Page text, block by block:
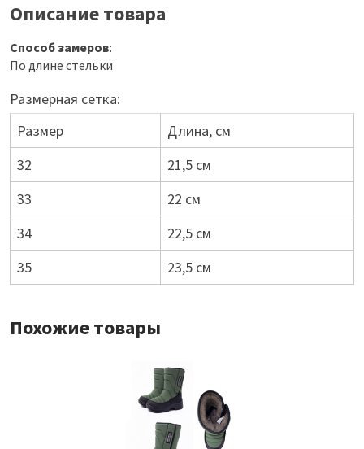
Описание товара
Способ замеров:
По длине стельки
Размерная сетка:
Размер
Длина, см
32
21,5 см
33
22 см
34
22,5 см
35
23,5 см
Похожие товары